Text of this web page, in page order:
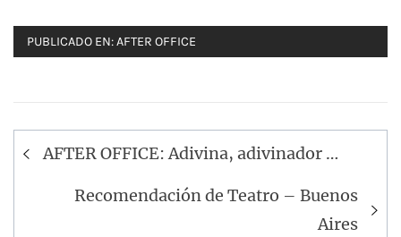
PUBLICADO EN:AFTER OFFICE
Navegación
entradas
AFTER OFFICE: Adivina, adivinador …
Recomendación de Teatro – Buenos
Aires